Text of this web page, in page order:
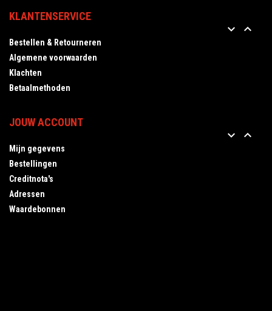
KLANTENSERVICE
 
Bestellen & Retourneren
Algemene voorwaarden
Klachten
Betaalmethoden
JOUW ACCOUNT
 
Mijn gegevens
Bestellingen
Creditnota's
Adressen
Waardebonnen